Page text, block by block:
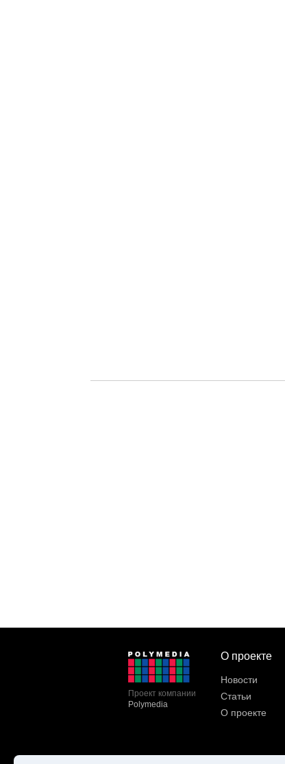
Проект компании
Polymedia
О проекте
Новости
Статьи
О проекте